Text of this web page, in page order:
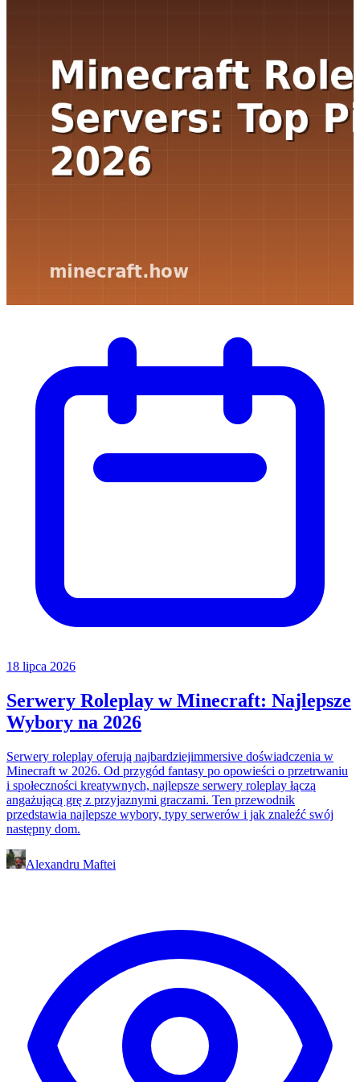
18 lipca 2026
Serwery Roleplay w Minecraft: Najlepsze
Wybory na 2026
Serwery roleplay oferują najbardziejimmersive doświadczenia w
Minecraft w 2026. Od przygód fantasy po opowieści o przetrwaniu
i społeczności kreatywnych, najlepsze serwery roleplay łączą
angażującą grę z przyjaznymi graczami. Ten przewodnik
przedstawia najlepsze wybory, typy serwerów i jak znaleźć swój
następny dom.
Alexandru Maftei